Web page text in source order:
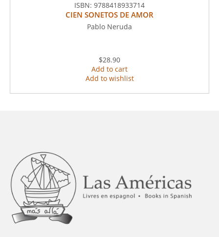
ISBN: 9788418933714
CIEN SONETOS DE AMOR
Pablo Neruda
$28.90
Add to cart
Add to wishlist